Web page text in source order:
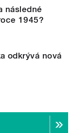
následné
1945?
odkrývá nová